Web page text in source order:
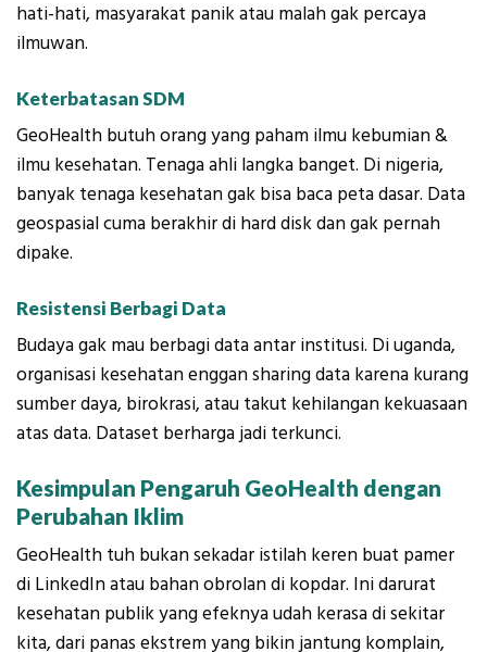
hati-hati, masyarakat panik atau malah gak percaya
ilmuwan.
Keterbatasan SDM
GeoHealth butuh orang yang paham ilmu kebumian &
ilmu kesehatan. Tenaga ahli langka banget. Di nigeria,
banyak tenaga kesehatan gak bisa baca peta dasar. Data
geospasial cuma berakhir di hard disk dan gak pernah
dipake.
Resistensi Berbagi Data
Budaya gak mau berbagi data antar institusi. Di uganda,
organisasi kesehatan enggan sharing data karena kurang
sumber daya, birokrasi, atau takut kehilangan kekuasaan
atas data. Dataset berharga jadi terkunci.
Kesimpulan Pengaruh GeoHealth dengan
Perubahan Iklim
GeoHealth tuh bukan sekadar istilah keren buat pamer
di LinkedIn atau bahan obrolan di kopdar. Ini darurat
kesehatan publik yang efeknya udah kerasa di sekitar
kita, dari panas ekstrem yang bikin jantung komplain,